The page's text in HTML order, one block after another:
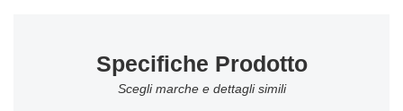
Specifiche Prodotto
Scegli marche e dettagli simili